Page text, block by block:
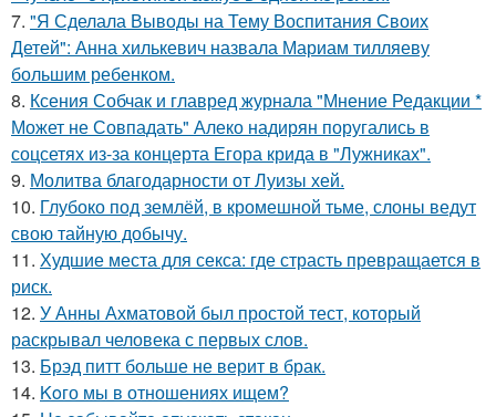
7. "Я Сделала Выводы на Тему Воспитания Своих
Детей": Анна хилькевич назвала Мариам тилляеву
большим ребенком.
8. Ксения Собчак и главред журнала "Мнение Редакции *
Может не Совпадать" Алеко надирян поругались в
соцсетях из-за концерта Егора крида в "Лужниках".
9. Молитва благодарности от Луизы хей.
10. Глубоко под землёй, в кромешной тьме, слоны ведут
свою тайную добычу.
11. Худшие места для секса: где страсть превращается в
риск.
12. У Анны Ахматовой был простой тест, который
раскрывал человека с первых слов.
13. Брэд питт больше не верит в брак.
14. Koго мы в отношениях ищем?